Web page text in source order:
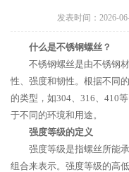
发表时间：2026-
什么是不锈钢螺丝？
不锈钢螺丝是由不锈钢
性、强度和韧性。根据不同
的类型，如304、316、410
于不同的环境和用途。
强度等级的定义
强度等级是指螺丝所能
组合来表示。强度等级的高